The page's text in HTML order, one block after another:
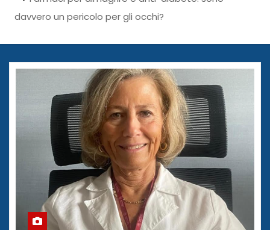
davvero un pericolo per gli occhi?